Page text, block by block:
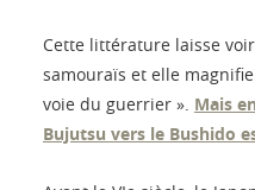
Cette littérature laisse
samouraïs et elle
voie du guerrier ». Mais
Bujutsu vers le Bushido